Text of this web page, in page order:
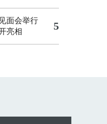
面会举行
亮相
5